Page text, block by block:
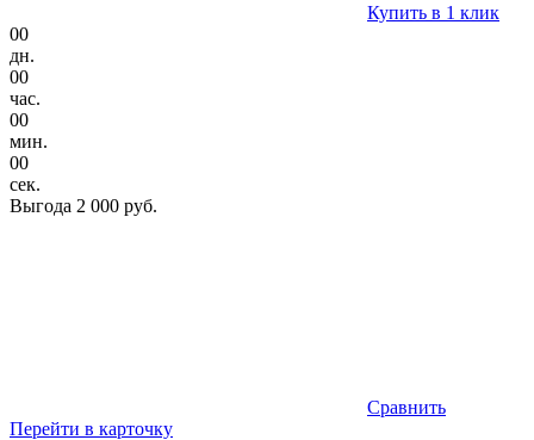
Купить в 1 клик
00
дн.
00
час.
00
мин.
00
сек.
Выгода 2 000 руб.
Сравнить
Перейти в карточку